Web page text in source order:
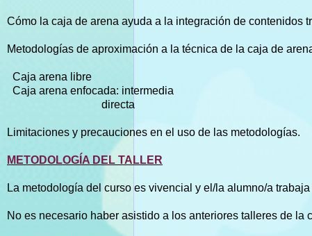
Cómo la caja de arena ayuda a la integración de contenidos
Metodologías de aproximación a la técnica de la caja de
Caja arena libre
Caja arena enfocada: intermedia
directa
Limitaciones y precauciones en el uso de las metodologías.
METODOLOGÍA DEL TALLER
La metodología del curso es vivencial y el/la alumno/a
No es necesario haber asistido a los anteriores talleres de la